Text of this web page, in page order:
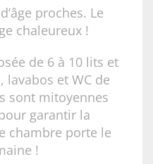
proches. Le
chaleureux !
de 6 à 10 lits et
lavabos et WC de
sont mitoyennes
garantir la
chambre porte le
!